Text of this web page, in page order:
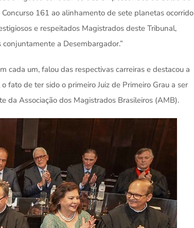
161 ao alinhamento de sete planetas ocorrido
e respeitados Magistrados deste Tribunal,
a Desembargador.”
cada um, falou das respectivas carreiras e destacou a
fato de ter sido o primeiro Juiz de Primeiro Grau a ser
da Associação dos Magistrados Brasileiros (AMB).